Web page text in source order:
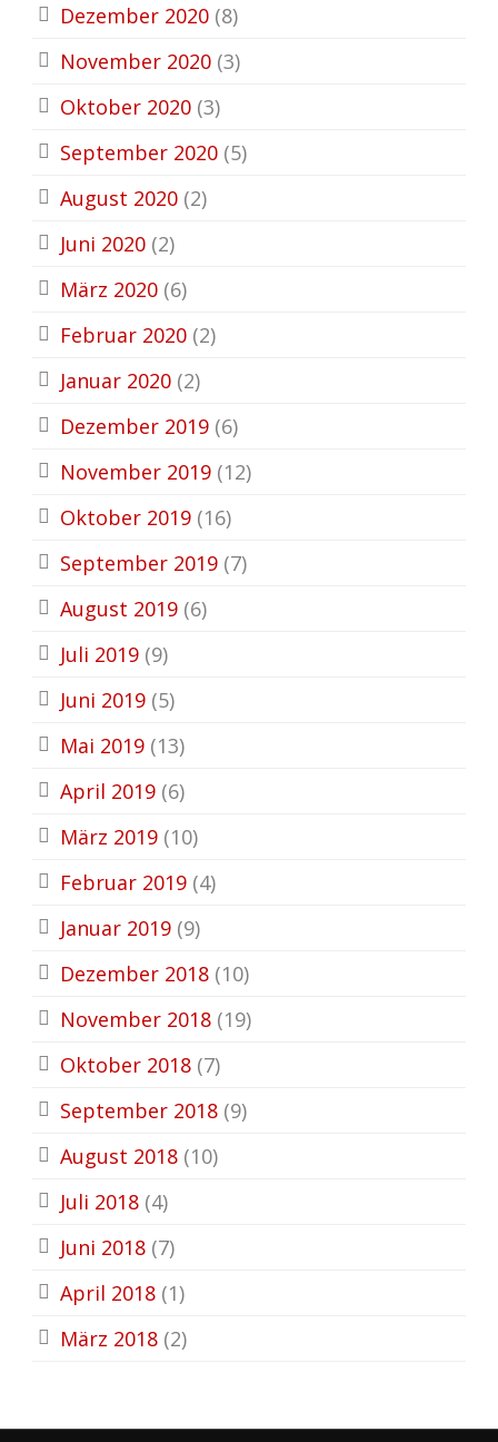
Dezember 2020 (8)
November 2020 (3)
Oktober 2020 (3)
September 2020 (5)
August 2020 (2)
Juni 2020 (2)
März 2020 (6)
Februar 2020 (2)
Januar 2020 (2)
Dezember 2019 (6)
November 2019 (12)
Oktober 2019 (16)
September 2019 (7)
August 2019 (6)
Juli 2019 (9)
Juni 2019 (5)
Mai 2019 (13)
April 2019 (6)
März 2019 (10)
Februar 2019 (4)
Januar 2019 (9)
Dezember 2018 (10)
November 2018 (19)
Oktober 2018 (7)
September 2018 (9)
August 2018 (10)
Juli 2018 (4)
Juni 2018 (7)
April 2018 (1)
März 2018 (2)